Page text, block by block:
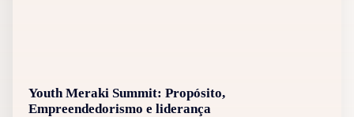
Youth Meraki Summit: Propósito,
Empreendedorismo e liderança